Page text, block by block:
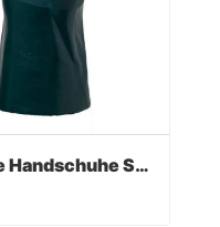
Grüne PVC beschichtete Handschuhe Sandy Finish